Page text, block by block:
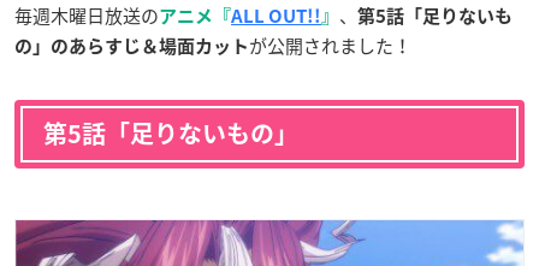
毎週木曜日放送のアニメ『ALL OUT!! 』 、
第5話「足りないも
の」のあらすじ＆場面カット が公開されました！
第5話「足りないもの」